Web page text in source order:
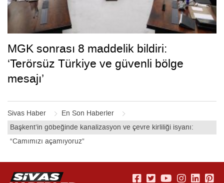
Sivas Haber
En Son Haberler
Başkent’in göbeğinde kanalizasyon ve çevre kirliliği isyanı:
“Camımızı açamıyoruz”
MGK sonrası 8 maddelik bildiri:
‘Terörsüz Türkiye ve güvenli bölge
mesajı’